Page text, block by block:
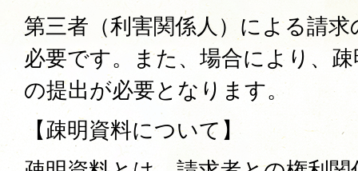
第三者（利害関係人）による請
必要です。また、場合により、
の提出が必要となります。
【疎明資料について】